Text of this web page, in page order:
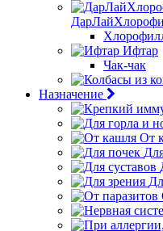
Ифтар
Чак-чак
Назначение
От